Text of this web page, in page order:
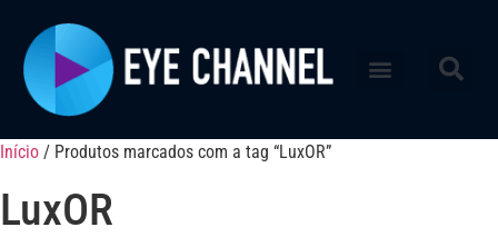
Início / Produtos marcados com a tag “LuxOR”
LuxOR